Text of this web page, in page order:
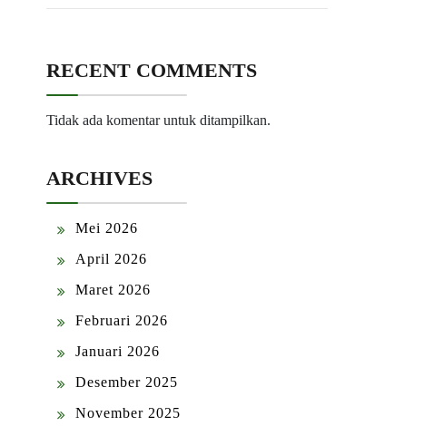
RECENT COMMENTS
Tidak ada komentar untuk ditampilkan.
ARCHIVES
Mei 2026
April 2026
Maret 2026
Februari 2026
Januari 2026
Desember 2025
November 2025